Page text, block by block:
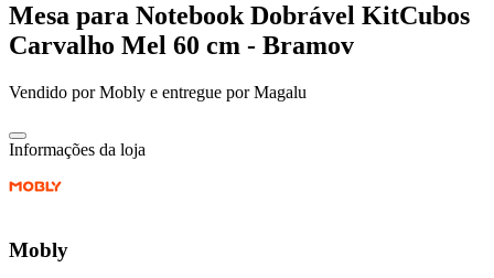
Mesa para Notebook Dobrável KitCubos
Carvalho Mel 60 cm - Bramov
Vendido porMobly e entregue por Magalu
Informações da loja
Mobly